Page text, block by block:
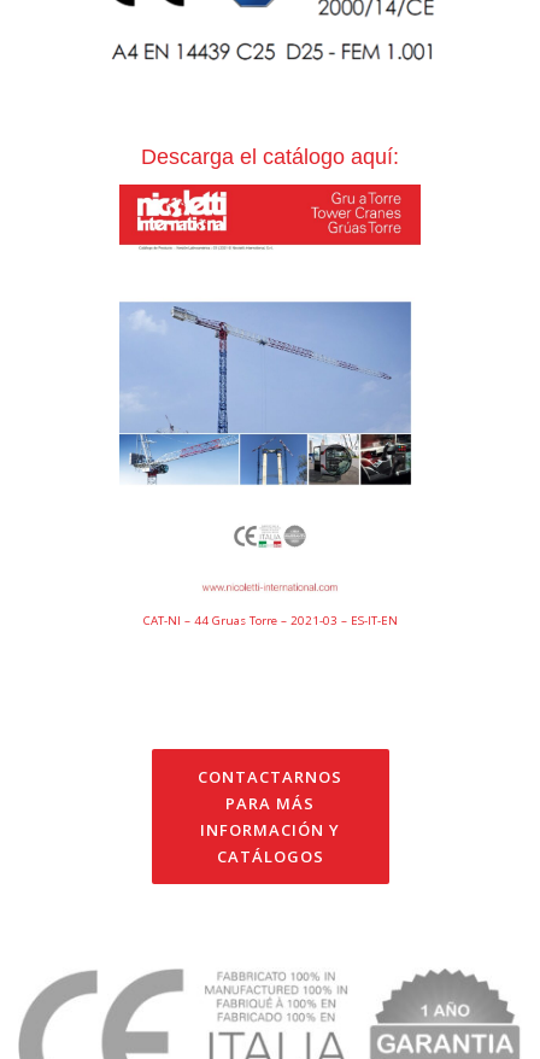
Descarga el catálogo aquí:
CAT-NI – 44 Gruas Torre – 2021-03 – ES-IT-EN
CONTACTARNOS
PARA MÁS
INFORMACIÓN Y
CATÁLOGOS